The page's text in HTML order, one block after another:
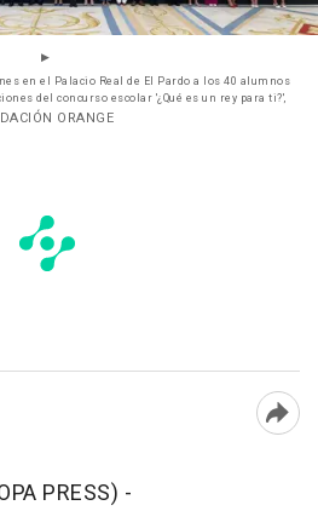
en el Palacio Real de El Pardo a los 40 alumnos
del concurso escolar '¿Qué es un rey para ti?',
ORANGE
PRESS) -